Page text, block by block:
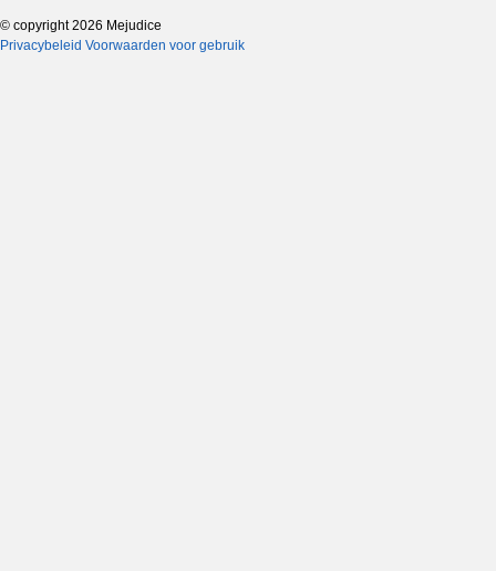
© copyright 2026 Mejudice
Privacybeleid Voorwaarden voor gebruik